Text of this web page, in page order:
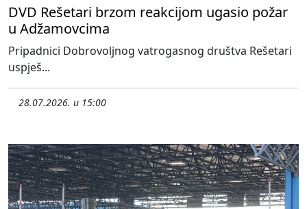
DVD Rešetari brzom reakcijom ugasio požar
u Adžamovcima
Pripadnici Dobrovoljnog vatrogasnog društva Rešetari
uspješ...
28.07.2026. u 15:00